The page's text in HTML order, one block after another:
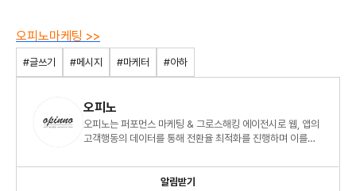
오피노마케팅 >>
#글쓰기 #메시지 #마케터 #아하
오피노
오피노는 퍼포먼스 마케팅 & 그로스해킹 에이전시로 웹, 앱의
고객행동의 데이터를 통해 전환율 최적화를 진행하며 이를
알림받기